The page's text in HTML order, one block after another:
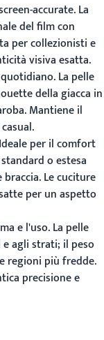
accurate. La
del film con
per collezionisti e
visiva esatta.
La pelle
della giacca in
Mantiene il
per il comfort
o estesa
Le cuciture
per un aspetto
e l'uso. La pelle
agli strati; il peso
regioni più fredde.
precisione e